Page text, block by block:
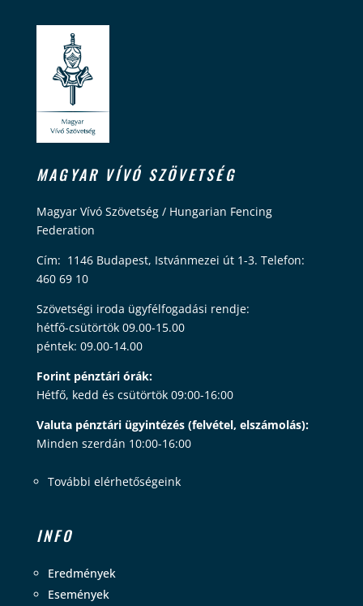
MAGYAR VÍVÓ SZÖVETSÉG
Magyar Vívó Szövetség / Hungarian Fencing
Federation
Cím: 1146 Budapest, Istvánmezei út 1-3. Telefon:
460 69 10
Szövetségi iroda ügyfélfogadási rendje:
hétfő-csütörtök 09.00-15.00
péntek: 09.00-14.00
Forint pénztári órák:
Hétfő, kedd és csütörtök 09:00-16:00
Valuta pénztári ügyintézés (felvétel, elszámolás):
Minden szerdán 10:00-16:00
További elérhetőségeink
INFO
Eredmények
Események